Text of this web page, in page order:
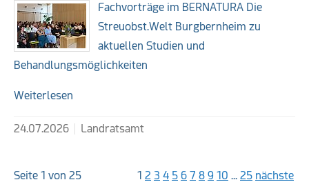
Fachvorträge im BERNATURA Die
Streuobst.Welt Burgbernheim zu
aktuellen Studien und
Behandlungsmöglichkeiten
Weiterlesen
24.07.2026 Landratsamt
Seite 1 von 25 1 2 3 4 5 6 7 8 9 10 ... 25 nächste